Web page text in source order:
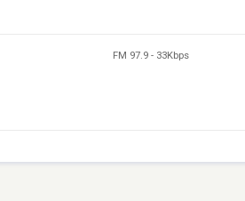
FM 97.9 - 33Kbps